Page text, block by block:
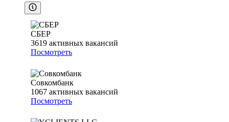
СБЕР
3619 активных вакансий
Посмотреть
Совкомбанк
1067 активных вакансий
Посмотреть